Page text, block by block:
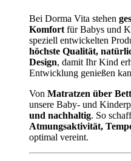
Bei Dorma Vita stehen
Komfort für Babys und
speziell entwickelten
höchste Qualität,
Design, damit Ihr Kind
Entwicklung genießen
Von Matratzen über
unsere Baby- und
und nachhaltig. So
Atmungsaktivität,
optimal vereint.